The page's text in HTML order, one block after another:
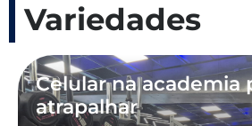
Variedades
Celular na academia
atrapalhar